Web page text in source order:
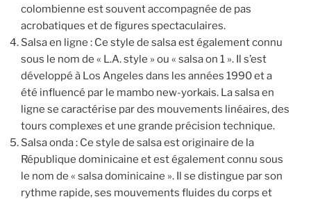
colombienne est souvent accompagnée de pas
acrobatiques et de figures spectaculaires.
Salsa en ligne : Ce style de salsa est également connu
sous le nom de « L.A. style » ou « salsa on 1 ». Il s’est
développé à Los Angeles dans les années 1990 et a
été influencé par le mambo new-yorkais. La salsa en
ligne se caractérise par des mouvements linéaires, des
tours complexes et une grande précision technique.
Salsa onda : Ce style de salsa est originaire de la
République dominicaine et est également connu sous
le nom de « salsa dominicaine ». Il se distingue par son
rythme rapide, ses mouvements fluides du corps et